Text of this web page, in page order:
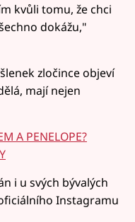
kvůli tomu, že chci
dokážu,"
zločince objeví
mají nejen
A PENELOPE?
i u svých bývalých
Instagramu